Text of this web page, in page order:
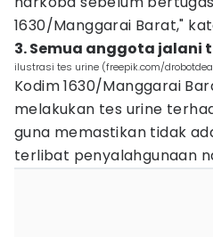
1630/Manggarai Barat,"
3. Semua anggota jalani
ilustrasi tes urine (freepik.com/
Kodim 1630/Manggarai
melakukan tes urine
guna memastikan tidak
terlibat penyalahgunaan